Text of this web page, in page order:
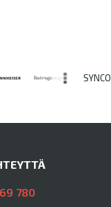
SYNCO
780